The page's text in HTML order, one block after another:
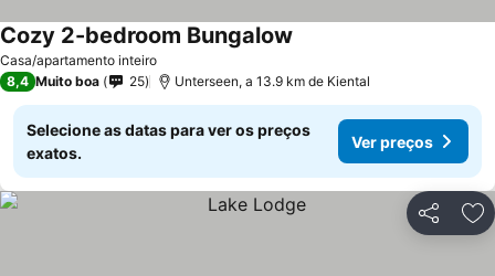
Casa/apartamento inteiro
Cozy 2-bedroom Bungalow
8,4 Muito boa 25 Unterseen, a 13.9 km de Kiental
Selecione as datas para ver os preços
exatos.
Ver preços
Partilhar